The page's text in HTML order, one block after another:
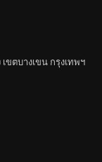
ตบางเขน กรุงเทพฯ